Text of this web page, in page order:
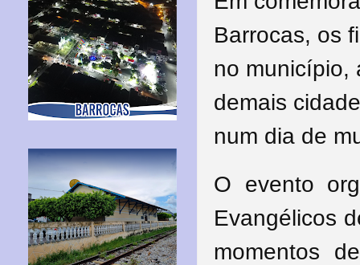
Barrocas, os
no município,
demais
num dia de
O evento
Evangélicos
momentos